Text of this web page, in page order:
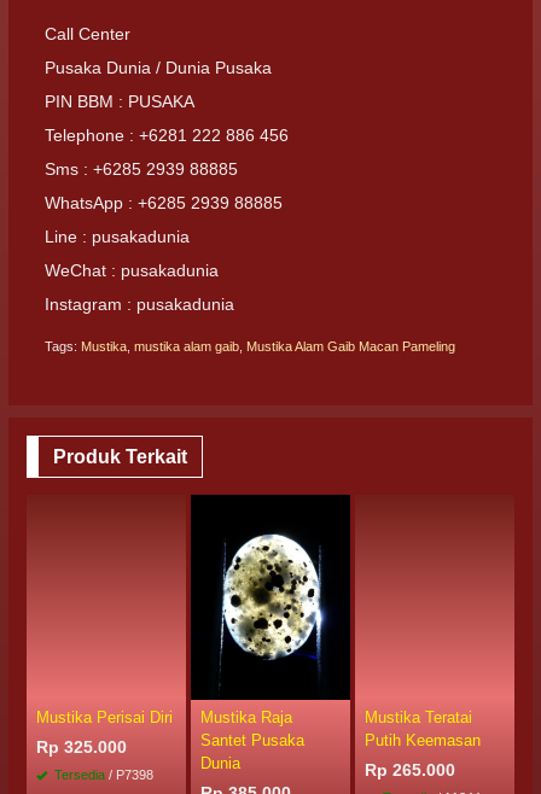
Call Center
Pusaka Dunia / Dunia Pusaka
PIN BBM : PUSAKA
Telephone : +6281 222 886 456
Sms : +6285 2939 88885
WhatsApp : +6285 2939 88885
Line : pusakadunia
WeChat : pusakadunia
Instagram : pusakadunia
Tags: Mustika mustika alam gaib Mustika Alam Gaib Macan Pameling
Produk Terkait
Mustika Perisai Diri
Rp 325.000
Tersedia / P7398
Mustika Raja
Santet Pusaka
Dunia
Mustika Teratai
Putih Keemasan
Rp 265.000